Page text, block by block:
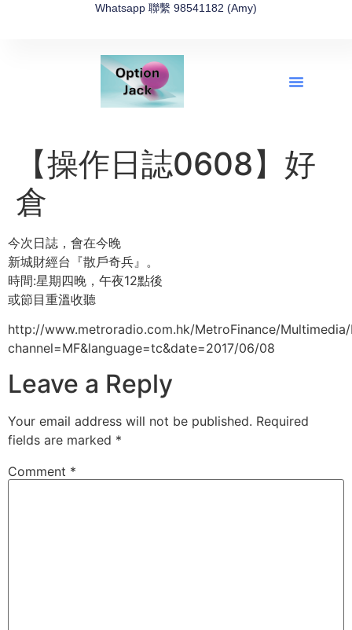
Whatsapp 聯繫 98541182 (Amy)
【操作日誌0608】好
倉
今次日誌，會在今晚
新城財經台『散戶奇兵』。
時間:星期四晚，午夜12點後
或節目重溫收聽
http://www.metroradio.com.hk/MetroFinance/
channel=MF&language=tc&date=2017/06/08
Leave a Reply
Your email address will not be published. Required
fields are marked *
Comment *